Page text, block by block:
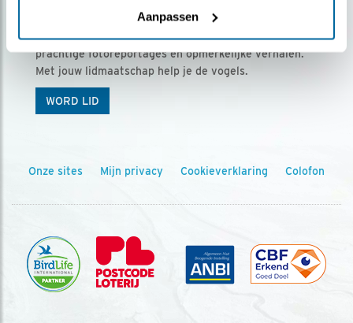
Aanpassen
Ontvang 5 x Vogels voor € 36,00 per jaar
Vogels is het tijdschrift voor onze leden, met
prachtige fotoreportages en opmerkelijke verhalen.
Met jouw lidmaatschap help je de vogels.
WORD LID
Onze sites Mijn privacy Cookieverklaring Colofon